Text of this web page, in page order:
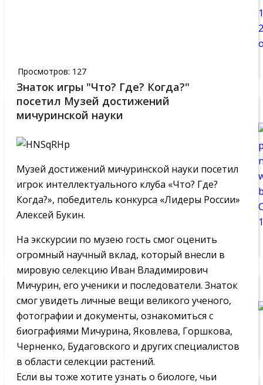
Просмотров: 127
Знаток игры "Что? Где? Когда?"
посетил Музей достижений
мичуринской науки
Музей достижений мичуринской науки посетил
игрок интеллектуального клуба «Что? Где?
Когда?», победитель конкурса «Лидеры России»
Алексей Букин.
На экскурсии по музею гость смог оценить
огромный научный вклад, который внесли в
мировую селекцию Иван Владимирович
Мичурин, его ученики и последователи. Знаток
смог увидеть личные вещи великого ученого,
фотографии и документы, ознакомиться с
биографиями Мичурина, Яковлева, Горшкова,
Черненко, Будаговского и других специалистов
в области селекции растений.
Если вы тоже хотите узнать о биологе, чьи